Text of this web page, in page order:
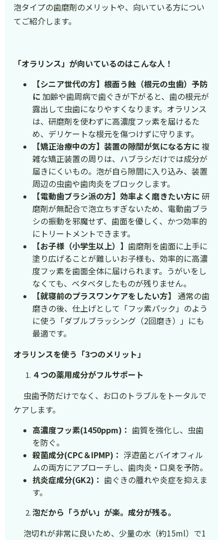
泡タイプの歯磨剤のメリットや、向いている方につい
てご紹介します。
「オラリンス」が向いているのはこんな人！
【シニア世代の方】根面う蝕（根元の虫歯）予防
に加齢や歯周病で歯ぐきが下がると、歯の根元が
露出して虫歯になりやすくなります。オラリンス
は、研磨剤を使わずに高濃度フッ素を届けるた
め、デリケートな根元を傷つけずに守ります。
【矯正治療中の方】装置の隙間が気になる方に複
雑な矯正装置の周りは、ハブラシだけでは成分が
届きにくいもの。泡が自ら隙間に入り込み、装置
周辺の虫歯や歯肉炎をブロックします。
【電動歯ブラシ派の方】効率よく磨きたい方に研
磨剤が無配合で泡立ちすぎないため、電動歯ブラ
シの振動を邪魔せず、歯面を優しく、かつ効率的
にトリートメントできます。
【お子様（小学生以上）】 歯磨剤を歯面に上手に
塗り広げることが難しいお子様も、効率的に高濃
度フッ素を歯面全体に届けられます。うがいをし
なくても、ベタベタしたものが残りません。
【就寝前のプラスワンケアをしたい方】 通常の歯
磨きの後、仕上げとして「フッ素パック」のよう
に使う「ダブルブラッシング（2回磨き）」にも
最適です。
オラリンスを使う「3つのメリット」
４つの薬用成分がフルサポート
虫歯予防だけでなく、お口のトラブルをトータルで
ケアします。
高濃度フッ素(1450ppm)： 歯質を強化し、虫歯
を防ぐ。
殺菌成分(CPC＆IPMP)： 浮遊菌とバイオフィル
ムの両方にアプローチし、歯肉炎・口臭を予防。
抗炎症成分(GK2)： 歯ぐきの腫れや炎症を抑えま
す。
泡だから「うがい」が楽。成分が残る。
泡切れが非常に良いため、少量の水（約15ml）で1